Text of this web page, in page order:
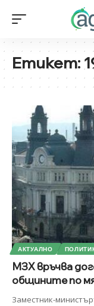
Етикет:
АКТУАЛНО
МЗХ връчва
общините по
Заместник-